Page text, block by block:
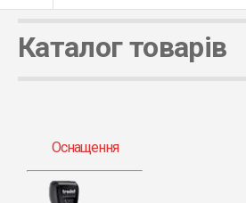
Каталог товарів
Оснащення